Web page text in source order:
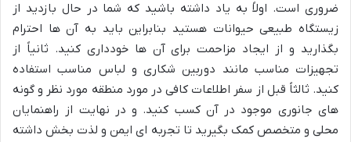
ضروری است. اولاً به یاد داشته باشید که شما در حال بازدید از
زیستگاه طبیعی حیوانات هستید بنابراین باید به آن ها احترام
بگذارید و از ایجاد مزاحمت برای آن ها خودداری کنید. ثانیاً از
تجهیزات مناسب مانند دوربین شکاری و لباس مناسب استفاده
کنید. ثالثاً قبل از سفر اطلاعات کافی در مورد منطقه مورد نظر و گونه
های جانوری موجود در آن کسب کنید. و در نهایت از راهنمایان
محلی و متخصص کمک بگیرید تا تجربه ای ایمن و لذت بخش داشته